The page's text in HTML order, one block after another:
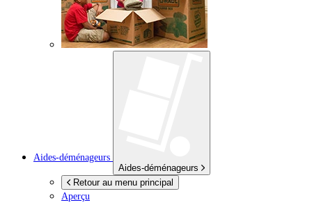
Aides-déménageurs
Aides-déménageurs
Retour au menu principal
Aperçu